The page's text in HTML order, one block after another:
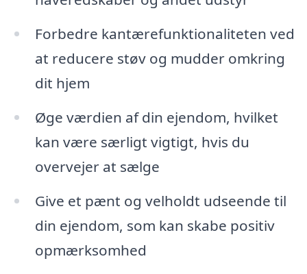
Forbedre kantærefunktionaliteten ved
at reducere støv og mudder omkring
dit hjem
Øge værdien af din ejendom, hvilket
kan være særligt vigtigt, hvis du
overvejer at sælge
Give et pænt og velholdt udseende til
din ejendom, som kan skabe positiv
opmærksomhed